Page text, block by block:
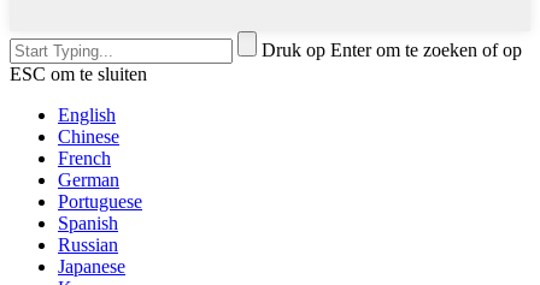
Druk op Enter om te zoeken of op
ESC om te sluiten
English
Chinese
French
German
Portuguese
Spanish
Russian
Japanese